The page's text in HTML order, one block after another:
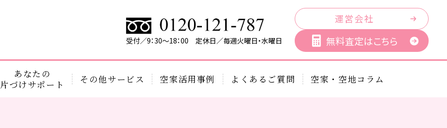
受付／9：30～18：00 定休日／毎週火曜日・水曜日
運営会社
無料査定はこちら
あなたの
片づけサポート
その他サービス 空家活用事例 よくあるご質問 空家・空地コラム